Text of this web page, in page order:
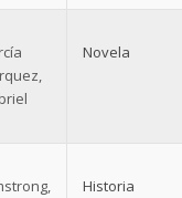
Novela
Historia